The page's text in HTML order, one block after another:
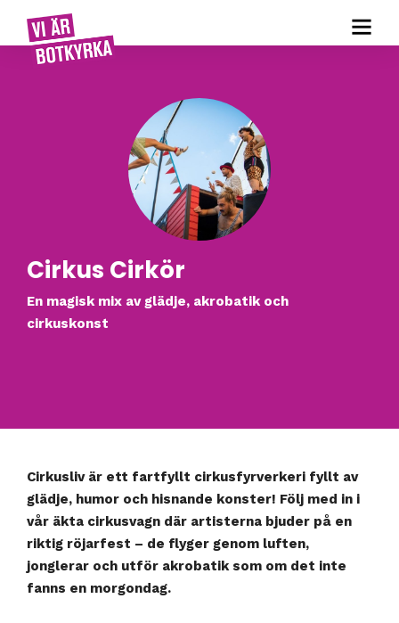
Cirkus Cirkör
En magisk mix av glädje, akrobatik och
cirkuskonst
Cirkusliv är ett fartfyllt cirkusfyrverkeri fyllt av
glädje, humor och hisnande konster! Följ med in i
vår äkta cirkusvagn där artisterna bjuder på en
riktig röjarfest – de flyger genom luften,
jonglerar och utför akrobatik som om det inte
fanns en morgondag.